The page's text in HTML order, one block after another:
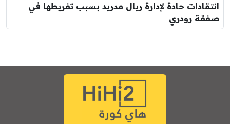
انتقادات حادة لإدارة ريال مدريد بسبب تفريطها في
صفقة رودري